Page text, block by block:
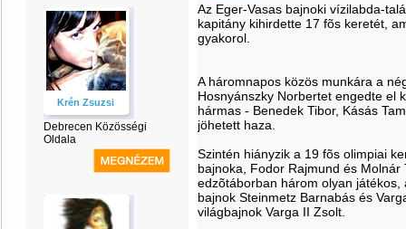
Krén Zsuzsi
Debrecen Közösségi
Oldala
Az Eger-Vasas bajnoki vízilabda-
kapitány kihirdette 17 fõs keretét,
gyakorol.
A háromnapos közös munkára a
Hosnyánszky Norbertet engedte el
hármas - Benedek Tibor, Kásás
jöhetett haza.
Szintén hiányzik a 19 fõs olimpiai
bajnoka, Fodor Rajmund és
edzõtáborban három olyan
bajnok Steinmetz Barnabás és
világbajnok Varga II Zsolt.